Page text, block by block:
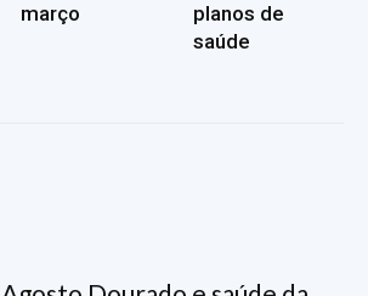
março
planos de
saúde